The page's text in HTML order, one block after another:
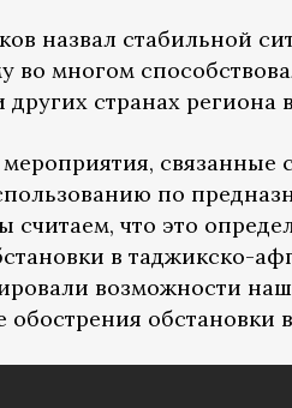
назвал стабильной
во многом
странах региона
связанные
по
считаем, что это
в таджикско-
возможности
обострения обстановки